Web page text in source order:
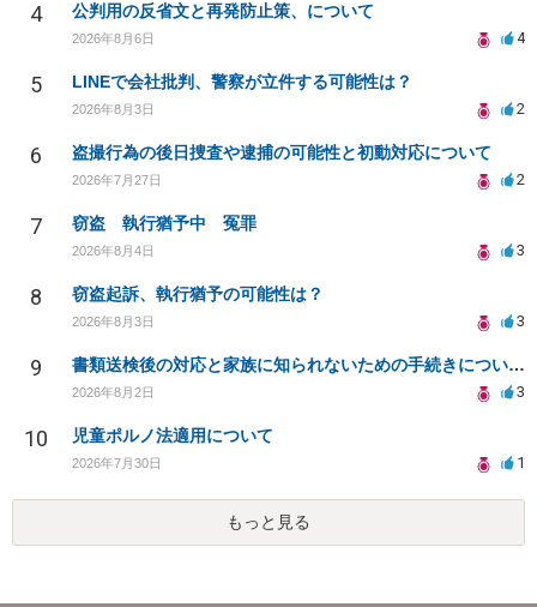
4 公判用の反省文と再発防止策、について
2026年8月6日 4
5 LINEで会社批判、警察が立件する可能性は？
2026年8月3日 2
6 盗撮行為の後日捜査や逮捕の可能性と初動対応について
2026年7月27日 2
7 窃盗 執行猶予中 冤罪
2026年8月4日 3
8 窃盗起訴、執行猶予の可能性は？
2026年8月3日 3
9 書類送検後の対応と家族に知られないための手続きについて相談
2026年8月2日 3
10 児童ポルノ法適用について
2026年7月30日 1
もっと見る